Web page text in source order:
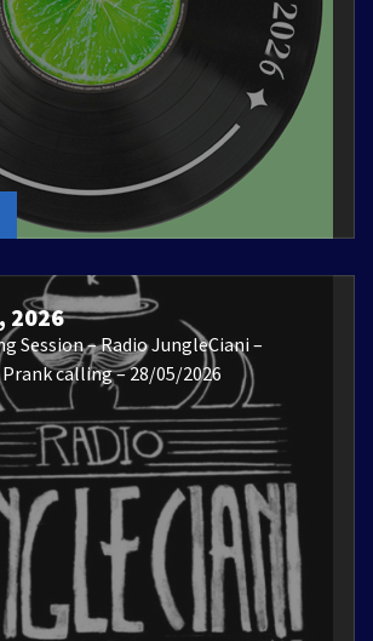
2026
Session – Radio JungleCiani –
calling – 28/05/2026